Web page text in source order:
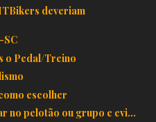
deveriam
SC
o Pedal/Treino
escolher
no pelotão ou grupo e evi...